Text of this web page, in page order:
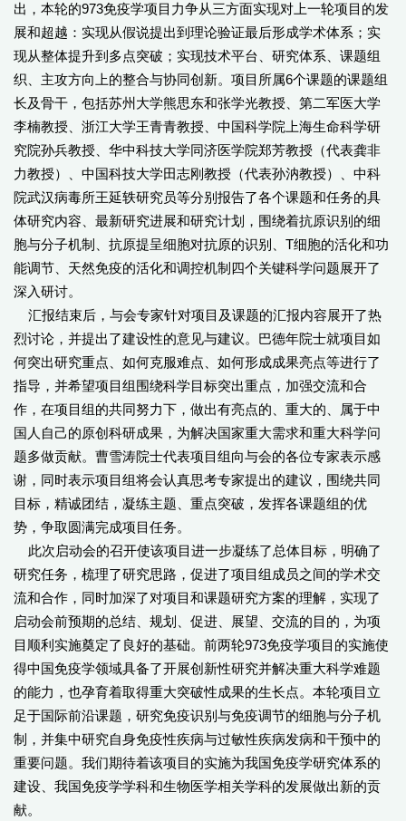
出，本轮的973免疫学项目力争从三方面实现对上一轮项目的发
展和超越：实现从假说提出到理论验证最后形成学术体系；实
现从整体提升到多点突破；实现技术平台、研究体系、课题组
织、主攻方向上的整合与协同创新。项目所属6个课题的课题组
长及骨干，包括苏州大学熊思东和张学光教授、第二军医大学
李楠教授、浙江大学王青青教授、中国科学院上海生命科学研
究院孙兵教授、华中科技大学同济医学院郑芳教授（代表龚非
力教授）、中国科技大学田志刚教授（代表孙汭教授）、中科
院武汉病毒所王延轶研究员等分别报告了各个课题和任务的具
体研究内容、最新研究进展和研究计划，围绕着抗原识别的细
胞与分子机制、抗原提呈细胞对抗原的识别、T细胞的活化和功
能调节、天然免疫的活化和调控机制四个关键科学问题展开了
深入研讨。
汇报结束后，与会专家针对项目及课题的汇报内容展开了热
烈讨论，并提出了建设性的意见与建议。巴德年院士就项目如
何突出研究重点、如何克服难点、如何形成成果亮点等进行了
指导，并希望项目组围绕科学目标突出重点，加强交流和合
作，在项目组的共同努力下，做出有亮点的、重大的、属于中
国人自己的原创科研成果，为解决国家重大需求和重大科学问
题多做贡献。曹雪涛院士代表项目组向与会的各位专家表示感
谢，同时表示项目组将会认真思考专家提出的建议，围绕共同
目标，精诚团结，凝练主题、重点突破，发挥各课题组的优
势，争取圆满完成项目任务。
此次启动会的召开使该项目进一步凝练了总体目标，明确了
研究任务，梳理了研究思路，促进了项目组成员之间的学术交
流和合作，同时加深了对项目和课题研究方案的理解，实现了
启动会前预期的总结、规划、促进、展望、交流的目的，为项
目顺利实施奠定了良好的基础。前两轮973免疫学项目的实施使
得中国免疫学领域具备了开展创新性研究并解决重大科学难题
的能力，也孕育着取得重大突破性成果的生长点。本轮项目立
足于国际前沿课题，研究免疫识别与免疫调节的细胞与分子机
制，并集中研究自身免疫性疾病与过敏性疾病发病和干预中的
重要问题。我们期待着该项目的实施为我国免疫学研究体系的
建设、我国免疫学学科和生物医学相关学科的发展做出新的贡
献。